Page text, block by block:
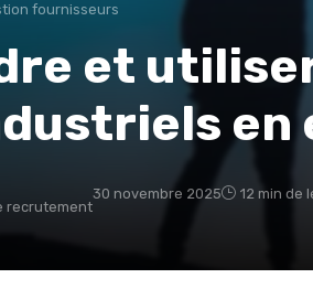
fournisseurs
et
en
recrutement
30 novembre 2025 12 min de